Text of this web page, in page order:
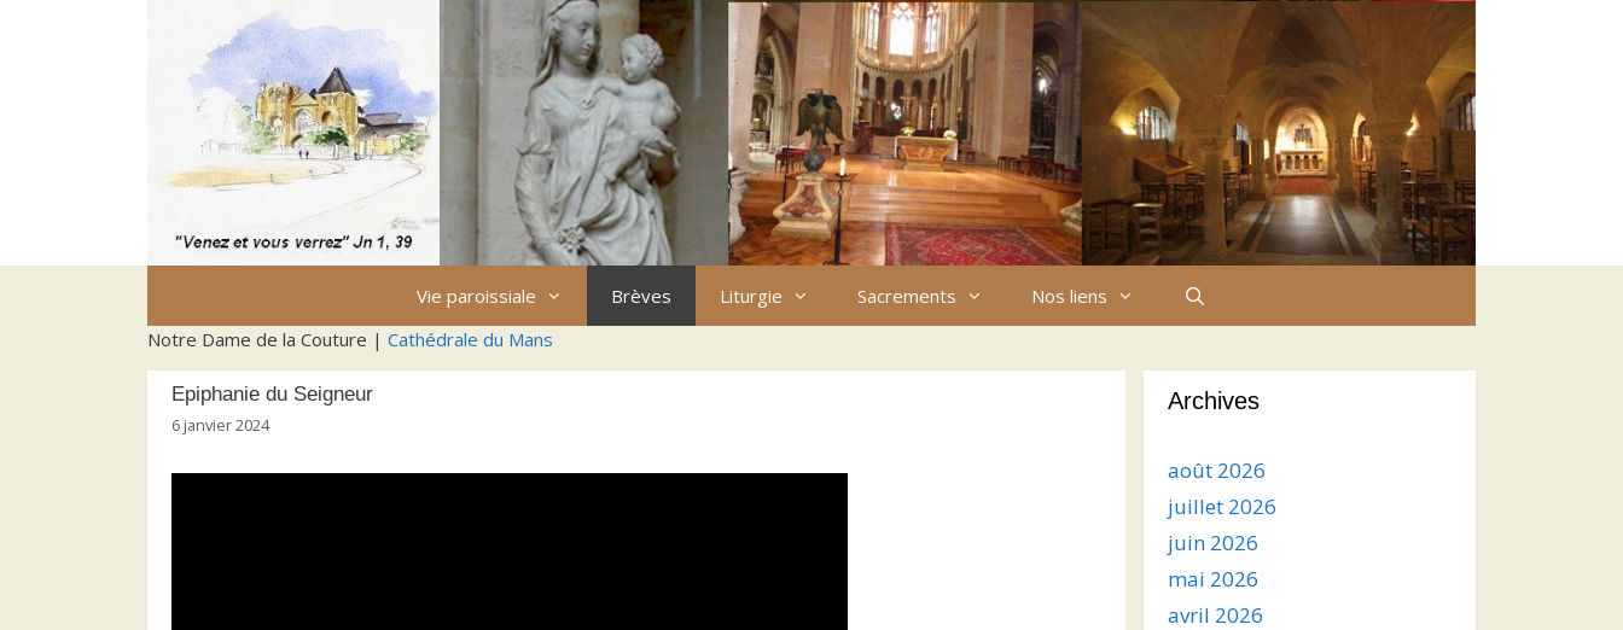
Vie paroissiale Brèves Liturgie Sacrements
Nos liens
Notre Dame de la Couture | Cathédrale du Mans
Epiphanie du Seigneur
6 janvier 2024
Archives
août 2026
juillet 2026
juin 2026
mai 2026
avril 2026